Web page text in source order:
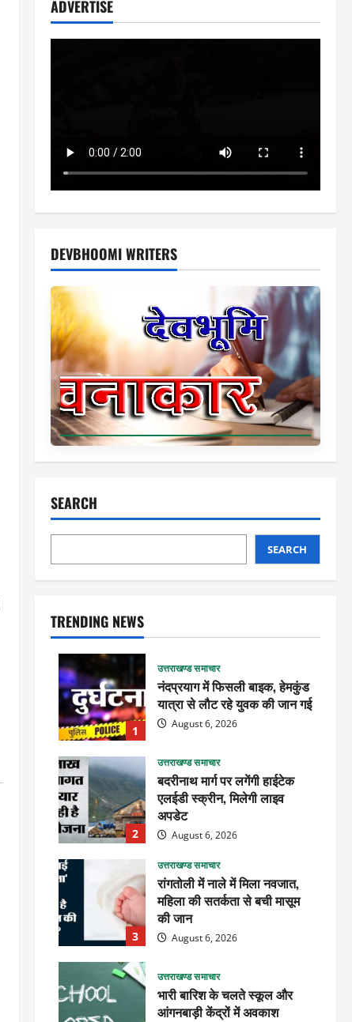
ADVERTISE
DEVBHOOMI WRITERS
SEARCH
SEARCH
TRENDING NEWS
1
उत्तराखण्ड समाचार
नंदप्रयाग में फिसली बाइक, हेमकुंड
यात्रा से लौट रहे युवक की जान गई
August 6, 2026
2
उत्तराखण्ड समाचार
बदरीनाथ मार्ग पर लगेंगी हाईटेक
एलईडी स्क्रीन, मिलेगी लाइव
अपडेट
August 6, 2026
3
उत्तराखण्ड समाचार
रांगतोली में नाले में मिला नवजात,
महिला की सतर्कता से बची मासूम
की जान
August 6, 2026
उत्तराखण्ड समाचार
भारी बारिश के चलते स्कूल और
आंगनबाड़ी केंद्रों में अवकाश